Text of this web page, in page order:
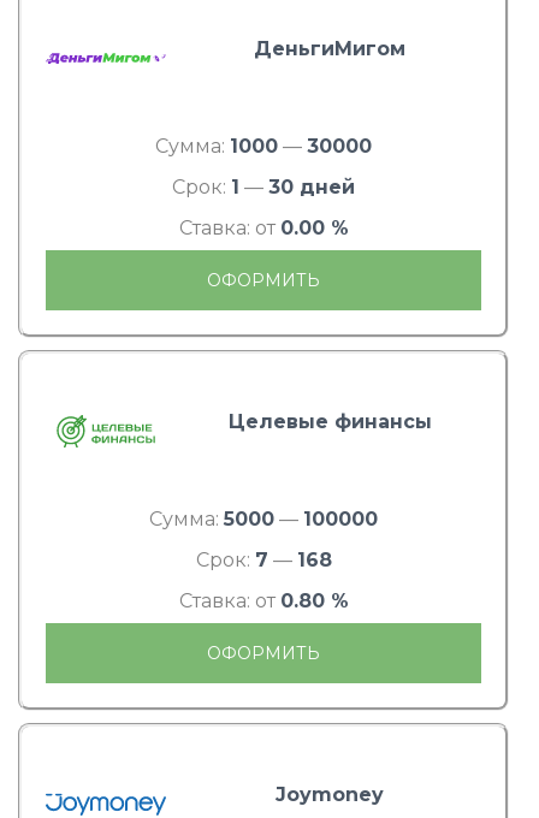
ДеньгиМигом
Сумма: 1000 — 30000
Срок: 1 — 30 дней
Ставка: от 0.00 %
ОФОРМИТЬ
Целевые финансы
Сумма: 5000 — 100000
Срок: 7 — 168
Ставка: от 0.80 %
ОФОРМИТЬ
Joymoney